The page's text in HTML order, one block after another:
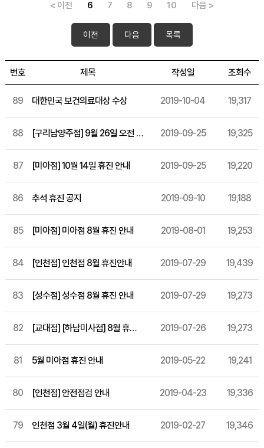
< 이전 6 7 8 9 10 다음 >
이전 다음 목록
번호 제목 작성일 조회수
89 대한민국 보건의료대상 수상 2019-10-04 19,317
88 [구리남양주점] 9월 26일 오전 휴진 2019-09-25 19,325
87 [미아점] 10월 14일 휴진 안내 2019-09-25 19,220
86 추석 휴진 공지 2019-09-10 19,188
85 [미아점] 미아점 8월 휴진 안내 2019-08-01 19,253
84 [인천점] 인천점 8월 휴진안내 2019-07-29 19,439
83 [성수점] 성수점 8월 휴진 안내 2019-07-29 19,273
82 [교대점] [하남미사점] 8월 휴진안내 2019-07-26 19,273
81 5월 미아점 휴진 안내 2019-05-22 19,241
80 [인천점] 안전점검 안내 2019-04-23 19,336
79 인천점 3월 4일(월) 휴진안내 2019-02-27 19,346